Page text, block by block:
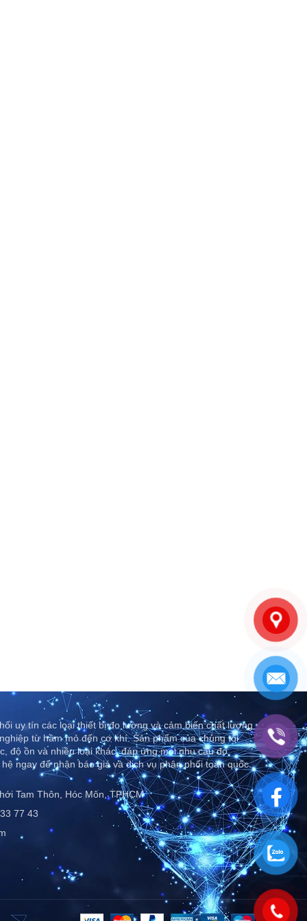
uy tín các loại thiết bị đo lường và cảm biến chất lượng
từ hầm mỏ đến cơ khí. Sản phẩm của chúng tôi
độ ồn và nhiều loại khác, đáp ứng mọi nhu cầu đo
ngay để nhận báo giá và dịch vụ phân phối toàn quốc..
Tam Thôn, Hóc Môn, TPHCM
77 43